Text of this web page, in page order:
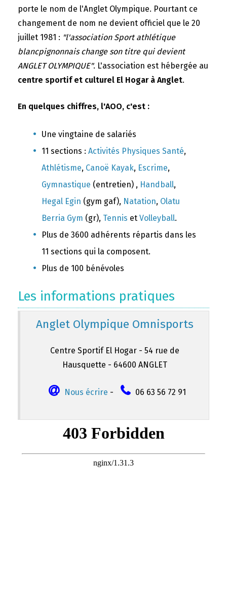
porte le nom de l'Anglet Olympique. Pourtant ce
changement de nom ne devient officiel que le 20
juillet 1981 : "l'association Sport athlétique
blancpignonnais change son titre qui devient
ANGLET OLYMPIQUE". L'association est hébergée au
centre sportif et culturel El Hogar à Anglet.
En quelques chiffres, l'AOO, c'est :
Une vingtaine de salariés
11 sections : Activités Physiques Santé,
Athlétisme, Canoë Kayak, Escrime,
Gymnastique (entretien) , Handball,
Hegal Egin (gym gaf), Natation, Olatu
Berria Gym (gr), Tennis et Volleyball.
Plus de 3600 adhérents répartis dans les
11 sections qui la composent.
Plus de 100 bénévoles
Les informations pratiques
Anglet Olympique Omnisports
Centre Sportif El Hogar - 54 rue de
Hausquette - 64600 ANGLET
Nous écrire - 06 63 56 72 91